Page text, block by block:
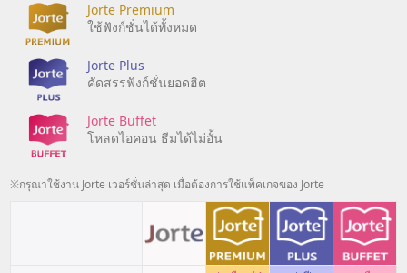
Jorte Premium
ใช้ฟังก์ชั่นได้ทั้งหมด
Jorte Plus
คัดสรรฟังก์ชั่นยอดฮิต
Jorte Buffet
โหลดไอคอน ธีมได้ไม่อั้น
※กรุณาใช้งาน Jorte เวอร์ชั่นล่าสุด เมื่อต้องการใช้แพ็คเกจของ Jorte